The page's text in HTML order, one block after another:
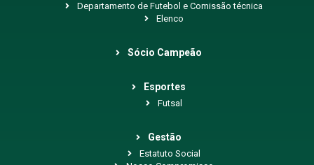
Departamento de Futebol e Comissão técnica
Elenco
Sócio Campeão
Esportes
Futsal
Gestão
Estatuto Social